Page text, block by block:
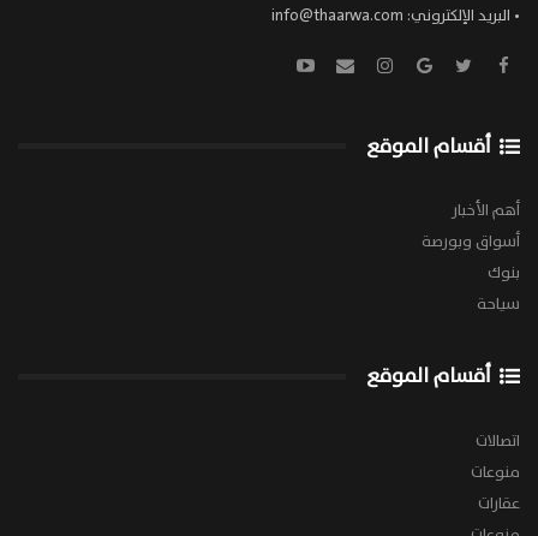
• البريد الإلكتروني: info@thaarwa.com
أقسام الموقع
أهم الأخبار
أسواق وبورصة
بنوك
سياحة
أقسام الموقع
اتصالات
منوعات
عقارات